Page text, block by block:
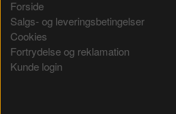
Forside
Salgs- og leveringsbetingelser
Cookies
Fortrydelse og reklamation
Kunde login